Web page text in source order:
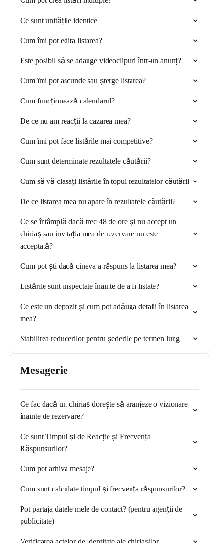
Ce sunt unitățile identice
Cum îmi pot edita listarea?
Este posibil să se adauge videoclipuri într-un anunț?
Cum îmi pot ascunde sau șterge listarea?
Cum funcționează calendarul?
De ce nu am reacții la cazarea mea?
Cum îmi pot face listările mai competitive?
Cum sunt determinate rezultatele căutării?
Cum să vă clasați listările în topul rezultatelor căutării
De ce listarea mea nu apare în rezultatele căutării?
Ce se întâmplă dacă trec 48 de ore și nu accept un
chiriaș sau invitația mea de rezervare nu este
acceptată?
Cum pot ști dacă cineva a răspuns la listarea mea?
Listările sunt inspectate înainte de a fi listate?
Ce este un depozit și cum pot adăuga detalii în listarea
mea?
Stabilirea reducerilor pentru șederile pe termen lung
Mesagerie
Ce fac dacă un chiriaș dorește să aranjeze o vizionare
înainte de rezervare?
Ce sunt Timpul și de Reacție și Frecvența
Răspunsurilor?
Cum pot arhiva mesaje?
Cum sunt calculate timpul și frecvența răspunsurilor?
Pot partaja datele mele de contact? (pentru agenții de
publicitate)
Verificarea actelor de identitate ale chiriașilor